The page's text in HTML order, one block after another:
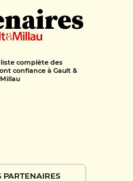
complète des
confiance à Gault &
Millau
PARTENAIRES